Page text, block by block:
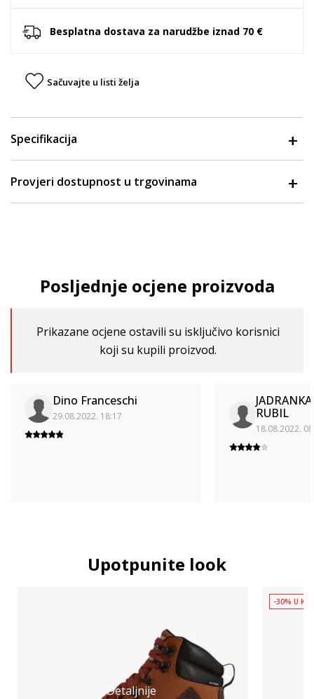
Besplatna dostava za narudžbe iznad 70 €
Sačuvajte u listi želja
Specifikacija
Provjeri dostupnost u trgovinama
Posljednje ocjene proizvoda
Prikazane ocjene ostavili su isključivo korisnici
koji su kupili proizvod.
Dino Franceschi
29.08.2022. 18:17
RUBIL
18.08.2022.
Upotpunite look
Detaljnije
-30% U